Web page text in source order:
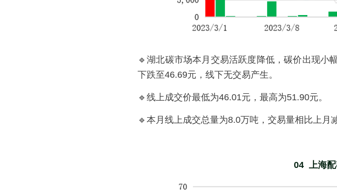
🔹湖北碳市场本月交易活跃度降低，碳价出现小
下跌至46.69元，线下无交易产生。
🔹线上成交价最低为46.01元，最高为51.90元。
🔹本月线上成交总量为8.0万吨，交易量相比上月
04  上海